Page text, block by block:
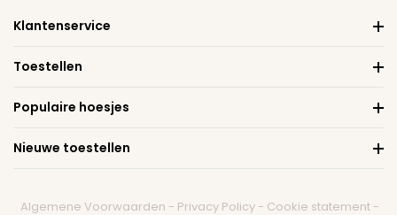
Klantenservice
Toestellen
Populaire hoesjes
Nieuwe toestellen
Algemene Voorwaarden - Privacy Policy - Cookie statement -